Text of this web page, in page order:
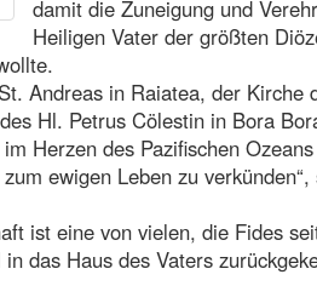
damit die Zuneigung und
Heiligen Vater der größten
Andreas in Raiatea, der Kirche
Hl. Petrus Cölestin in Bora
Herzen des Pazifischen
ewigen Leben zu verkünden“,
ist eine von vielen, die Fides
das Haus des Vaters